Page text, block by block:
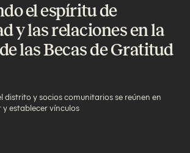
el espíritu de
y las relaciones en la
las Becas de Gratitud
distrito y socios comunitarios se reúnen en
y establecer vínculos